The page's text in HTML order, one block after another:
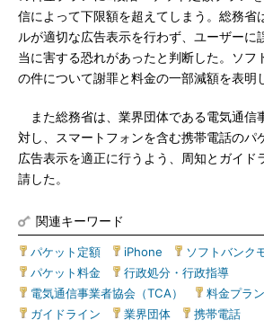
信によって下限額を超えてしまう。総務省
ルが適切な広告表示を行わず、ユーザーに
当に害する恐れがあったと判断した。ソフ
の件について謝罪と料金の一部減額を表明
また総務省は、業界団体である電気通信
対し、スマートフォンを含む携帯電話のパ
広告表示を適正に行うよう、周知とガイド
請した。
関連キーワード
パケット定額 iPhone ソフトバンク
パケット料金
行政処分・行政指導
電気通信事業者協会（TCA）
料金プラン
ガイドライン
業界団体 携帯電話